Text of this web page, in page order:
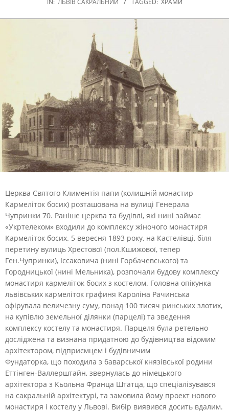
IN: ЛЬВІВ САКРАЛЬНИЙ TAGGED: ХРАМИ
Церква Святого Климентія папи (колишній монастир
Кармеліток босих) розташована на вулиці Генерала
Чупринки 70. Раніше церква та будівлі, які нині займає
«Укртелеком» входили до комплексу жіночого монастиря
Кармеліток босих. 5 вересня 1893 року, на Кастелівці, біля
перетину вулиць Хрестової (пол.Кшижової, тепер
Ген.Чупринки), Іссаковича (нині Горбачевського) та
Городницької (нині Мельника), розпочали будову комплексу
монастиря кармеліток босих з костелом. Головна опікунка
львівських кармеліток графиня Кароліна Рачинська
офірувала величезну суму, понад 100 тисяч ринських злотих,
на купівлю земельної ділянки (парцелі) та зведення
комплексу костелу та монастиря. Парцеля була ретельно
досліджена та визнана придатною до будівництва відомим
архітектором, підприємцем і будівничим
Фундаторка, що походила з баварської князівської родини
Еттінген-Валлерштайн, звернулась до німецького
архітектора з Кьольна Франца Штатца, що спеціалізувався
на сакральній архітектурі, та замовила йому проект нового
монастиря і костелу у Львові. Вибір виявився досить вдалим.